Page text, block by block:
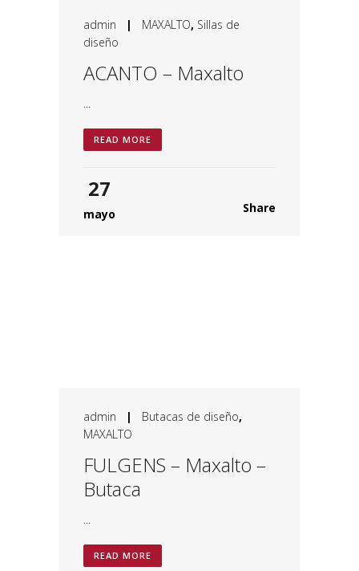
admin | MAXALTO, Sillas de
diseño
ACANTO – Maxalto
...
READ MORE
27
mayo Share
admin | Butacas de diseño,
MAXALTO
FULGENS – Maxalto –
Butaca
READ MORE